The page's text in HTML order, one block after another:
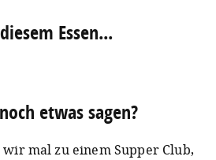
Essen...
etwas sagen?
mal zu einem Supper Club,